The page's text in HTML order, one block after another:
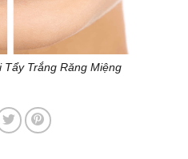
Tẩy Trắng Răng Miệng